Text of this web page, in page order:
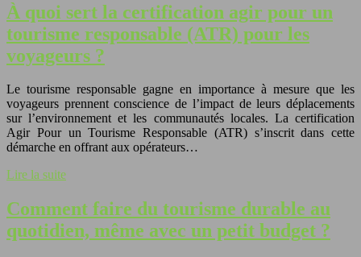
À quoi sert la certification agir pour un
tourisme responsable (ATR) pour les
voyageurs ?
Le tourisme responsable gagne en importance à mesure que les
voyageurs prennent conscience de l’impact de leurs déplacements
sur l’environnement et les communautés locales. La certification
Agir Pour un Tourisme Responsable (ATR) s’inscrit dans cette
démarche en offrant aux opérateurs…
Lire la suite
Comment faire du tourisme durable au
quotidien, même avec un petit budget ?